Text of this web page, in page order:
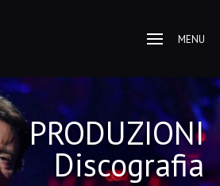
MENU
PRODUZIONI
Discografia